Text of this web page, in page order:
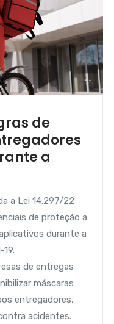
de
a
a Lei 14.297/22
de proteção a
durante a
de entregas
máscaras
entregadores,
acidentes.